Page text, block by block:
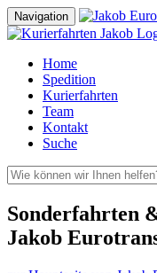
Navigation
Home
Spedition
Kurierfahrten
Team
Kontakt
Suche
Sonderfahrten
Jakob